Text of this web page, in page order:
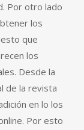
Por otro lado
los
que
los
Desde la
de la revista
en lo los
Por esto